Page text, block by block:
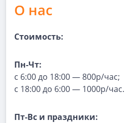
О нас
Стоимость:
Пн-Чт:
с 6:00 до 18:00 — 800р/час;
с 18:00 до 6:00 — 1000р/час.
Пт-Вс и праздники: